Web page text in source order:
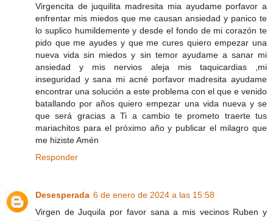
Virgencita de juquilita madresita mia ayudame porfavor a
enfrentar mis miedos que me causan ansiedad y panico te
lo suplico humildemente y desde el fondo de mi corazón te
pido que me ayudes y que me cures quiero empezar una
nueva vida sin miedos y sin temor ayudame a sanar mi
ansiedad y mis nervios aleja mis taquicardias ,mi
inseguridad y sana mi acné porfavor madresita ayudame
encontrar una solución a este problema con el que e venido
batallando por años quiero empezar una vida nueva y se
que será gracias a Ti a cambio te prometo traerte tus
mariachitos para el próximo año y publicar el milagro que
me hiziste Amén
Responder
Desesperada 6 de enero de 2024 a las 15:58
Virgen de Juquila por favor sana a mis vecinos Ruben y